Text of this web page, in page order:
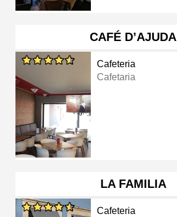
CAFÉ D’AJUDA
Cafeteria
Cafetaria
LA FAMILIA
Cafeteria